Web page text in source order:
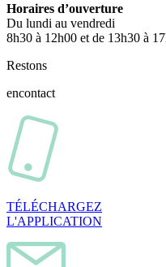
Horaires d’ouverture
Du lundi au vendredi
8h30 à 12h00 et de 13h30 à
Restons
encontact
TÉLÉCHARGEZ
L'APPLICATION